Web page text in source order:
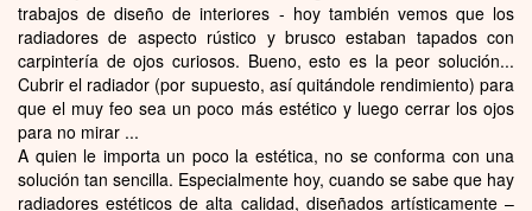
trabajos de diseño de interiores - hoy también vemos que los
radiadores de aspecto rústico y brusco estaban tapados con
carpintería de ojos curiosos. Bueno, esto es la peor solución...
Cubrir el radiador (por supuesto, así quitándole rendimiento) para
que el muy feo sea un poco más estético y luego cerrar los ojos
para no mirar ...
A quien le importa un poco la estética, no se conforma con una
solución tan sencilla. Especialmente hoy, cuando se sabe que hay
radiadores estéticos de alta calidad, diseñados artísticamente –